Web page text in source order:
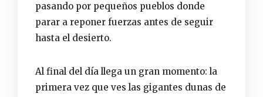
pasando por pequeños pueblos donde
parar a reponer fuerzas antes de seguir
hasta el desierto.
Al final del día llega un gran momento: la
primera vez que ves las gigantes dunas de